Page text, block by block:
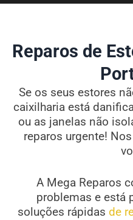
Reparos de
Se os seus estores
caixilharia está
ou as janelas não
reparos urgente!
A Mega Reparos
problemas e está
soluções rápidas de